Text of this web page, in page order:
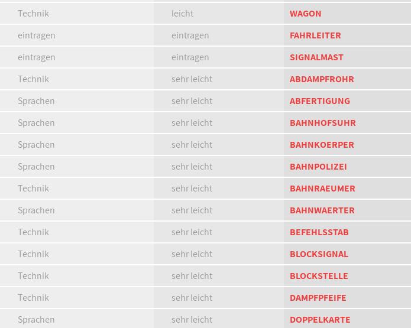
Technik
leicht WAGON
eintragen
eintragen FAHRLEITER
eintragen
eintragen SIGNALMAST
Technik
sehr leicht ABDAMPFROHR
Sprachen
sehr leicht ABFERTIGUNG
Sprachen
sehr leicht BAHNHOFSUHR
Sprachen
sehr leicht BAHNKOERPER
Sprachen
sehr leicht BAHNPOLIZEI
Technik
sehr leicht BAHNRAEUMER
Sprachen
sehr leicht BAHNWAERTER
Technik
sehr leicht BEFEHLSSTAB
Technik
sehr leicht BLOCKSIGNAL
Technik
sehr leicht BLOCKSTELLE
Technik
sehr leicht DAMPFPFEIFE
Sprachen
sehr leicht DOPPELKARTE